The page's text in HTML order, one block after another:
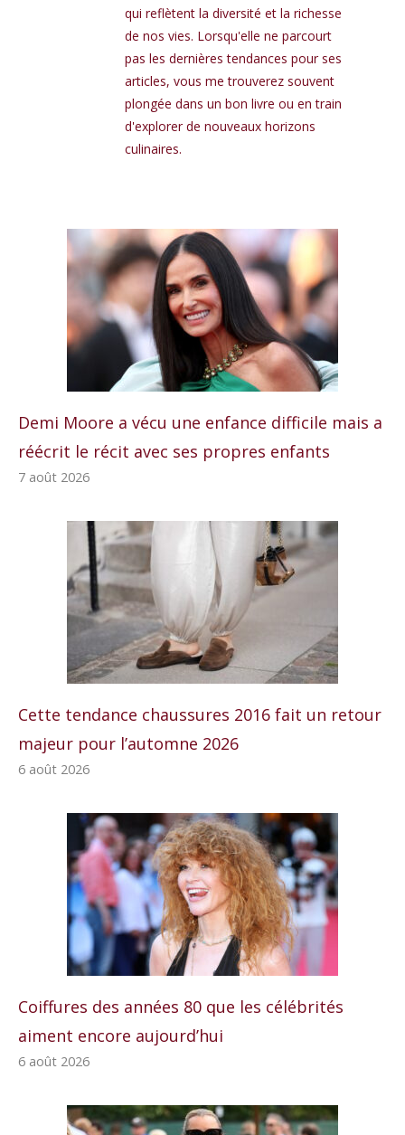
qui reflètent la diversité et la richesse
de nos vies. Lorsqu'elle ne parcourt
pas les dernières tendances pour ses
articles, vous me trouverez souvent
plongée dans un bon livre ou en train
d'explorer de nouveaux horizons
culinaires.
Demi Moore a vécu une enfance difficile mais a
réécrit le récit avec ses propres enfants
7 août 2026
Cette tendance chaussures 2016 fait un retour
majeur pour l’automne 2026
6 août 2026
Coiffures des années 80 que les célébrités
aiment encore aujourd’hui
6 août 2026